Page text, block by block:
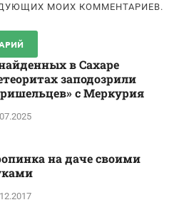
МОИХ КОММЕНТАРИЕВ.
в Сахаре
заподозрили
с Меркурия
на даче своими